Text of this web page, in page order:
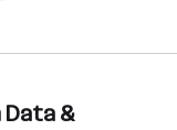
Data &